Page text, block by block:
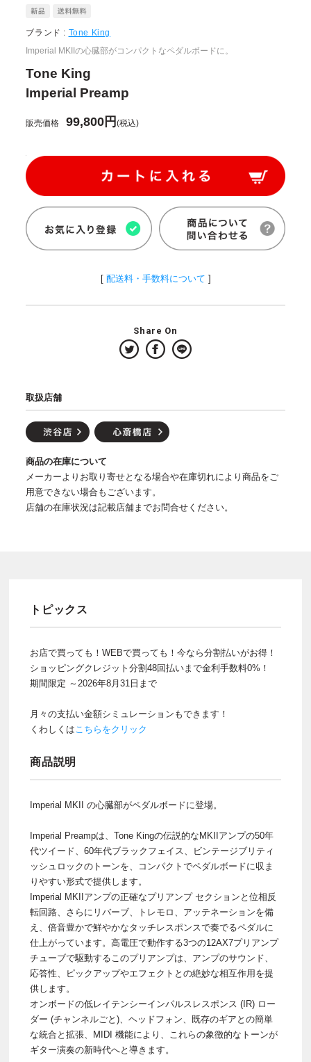
ブランド : Tone King
Imperial MKIIの心臓部がコンパクトなペダルボードに。
Tone King
Imperial Preamp
販売価格 99,800円(税込)
[ 配送料・手数料について ]
Share On
取扱店舗
商品の在庫について
メーカーよりお取り寄せとなる場合や在庫切れにより商品をご
用意できない場合もございます。
店舗の在庫状況は記載店舗までお問合せください。
トピックス
お店で買っても！WEBで買っても！今なら分割払いがお得！
ショッピングクレジット分割48回払いまで金利手数料0%！
期間限定 ～2026年8月31日まで
月々の支払い金額シミュレーションもできます！
くわしくはこちらをクリック
商品説明
Imperial MKII の心臓部がペダルボードに登場。
Imperial Preampは、Tone Kingの伝説的なMKIIアンプの50年
代ツイード、60年代ブラックフェイス、ビンテージブリティ
ッシュロックのトーンを、コンパクトでペダルボードに収ま
りやすい形式で提供します。
Imperial MKIIアンプの正確なプリアンプ セクションと位相反
転回路、さらにリバーブ、トレモロ、アッテネーションを備
え、倍音豊かで鮮やかなタッチレスポンスで奏でるペダルに
仕上がっています。高電圧で動作する3つの12AX7プリアンプ
チューブで駆動するこのプリアンプは、アンプのサウンド、
応答性、ピックアップやエフェクトとの絶妙な相互作用を提
供します。
オンボードの低レイテンシーインパルスレスポンス (IR) ロー
ダー (チャンネルごと)、ヘッドフォン、既存のギアとの簡単
な統合と拡張、MIDI 機能により、これらの象徴的なトーンが
ギター演奏の新時代へと導きます。